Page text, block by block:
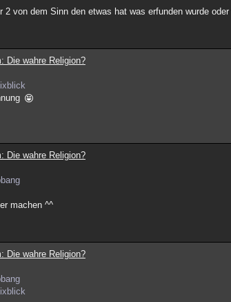
2 von dem Sinn den etwas hat was erfunden wurde
Die wahre Religion?
Die wahre Religion?
machen ^^
Die wahre Religion?